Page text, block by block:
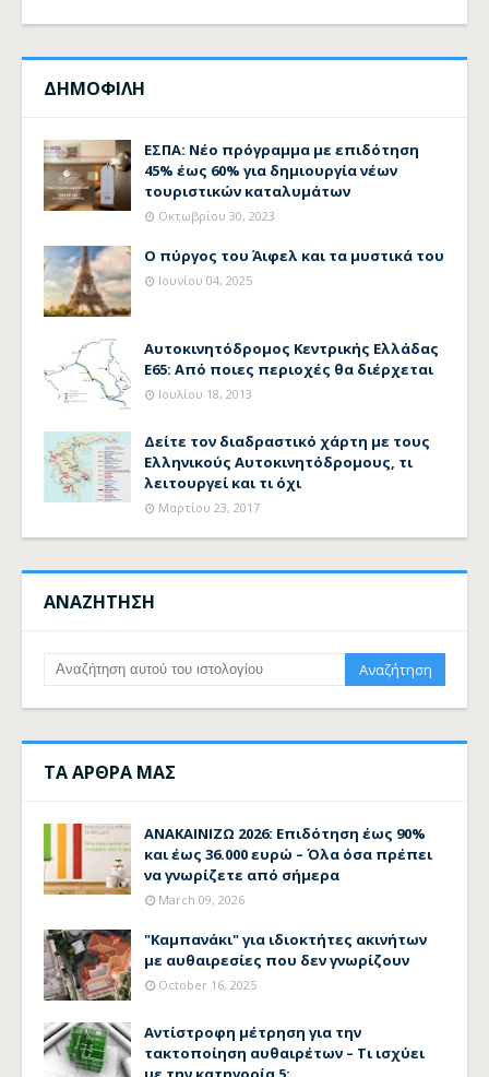
ΔΗΜΟΦΙΛΗ
ΕΣΠΑ: Νέο πρόγραμμα με επιδότηση
45% έως 60% για δημιουργία νέων
τουριστικών καταλυμάτων
Οκτωβρίου 30, 2023
Ο πύργος του Άιφελ και τα μυστικά του
Ιουνίου 04, 2025
Αυτοκινητόδρομος Κεντρικής Ελλάδας
Ε65: Από ποιες περιοχές θα διέρχεται
Ιουλίου 18, 2013
Δείτε τον διαδραστικό χάρτη με τους
Ελληνικούς Αυτοκινητόδρομους, τι
λειτουργεί και τι όχι
Μαρτίου 23, 2017
ΑΝΑΖΗΤΗΣΗ
ΤΑ ΑΡΘΡΑ ΜΑΣ
ΑΝΑΚΑΙΝΙΖΩ 2026: Επιδότηση έως 90%
και έως 36.000 ευρώ – Όλα όσα πρέπει
να γνωρίζετε από σήμερα
March 09, 2026
"Καμπανάκι" για ιδιοκτήτες ακινήτων
με αυθαιρεσίες που δεν γνωρίζουν
October 16, 2025
Αντίστροφη μέτρηση για την
τακτοποίηση αυθαιρέτων – Τι ισχύει